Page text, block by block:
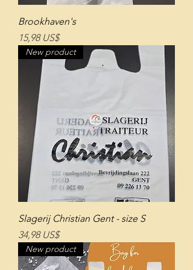
Brookhaven's
Giá
15,98 US$
New product
Slagerij Christian Gent - size S
Giá
34,98 US$
New product